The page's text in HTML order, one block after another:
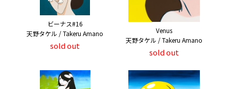
ビーナス#16
天野タケル / Takeru Amano
sold out
Venus
天野タケル / Takeru Amano
sold out